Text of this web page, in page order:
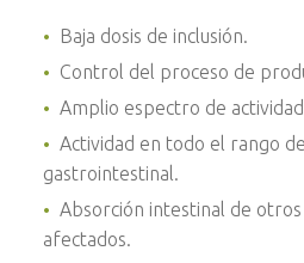
Baja dosis de inclusión.
Control del proceso de
Amplio espectro de
Actividad en todo el rango
gastrointestinal.
Absorción intestinal de
afectados.